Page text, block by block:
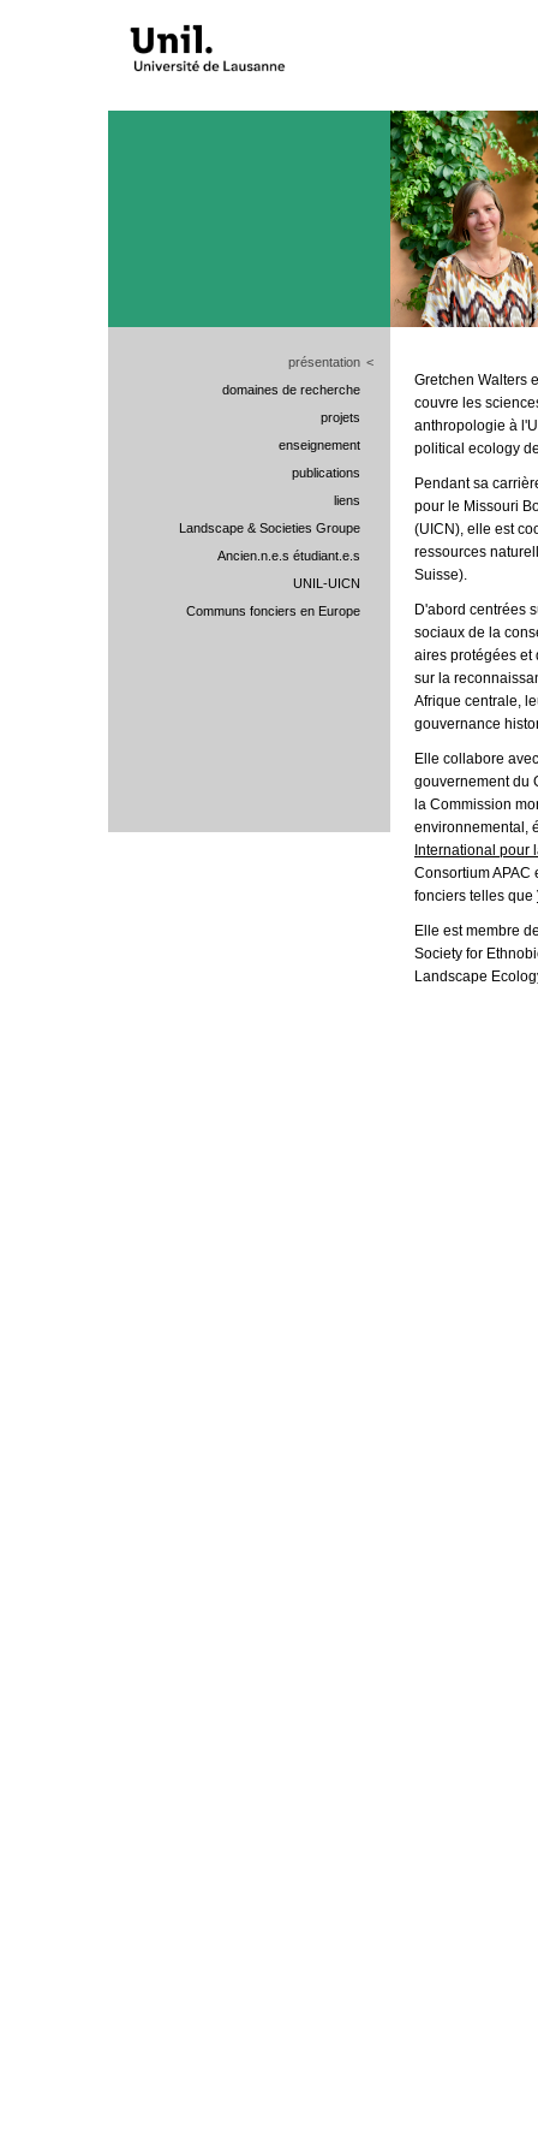
présentation
domaines de recherche
projets
enseignement
publications
liens
Landscape & Societies Groupe
Ancien.n.e.s étudiant.e.s
UNIL-UICN
Communs fonciers en Europe
<
Gretchen Walters
couvre les
anthropologie à
political ecology
Pendant sa
pour le Missouri
(UICN), elle est
ressources
Suisse).
D'abord centrées
sociaux de la
aires protégées et
sur la
Afrique centrale,
gouvernance
Elle collabore
gouvernement du
la Commission
environnemental,
International pour
Consortium
fonciers telles que
Elle est membre
Society for
Landscape